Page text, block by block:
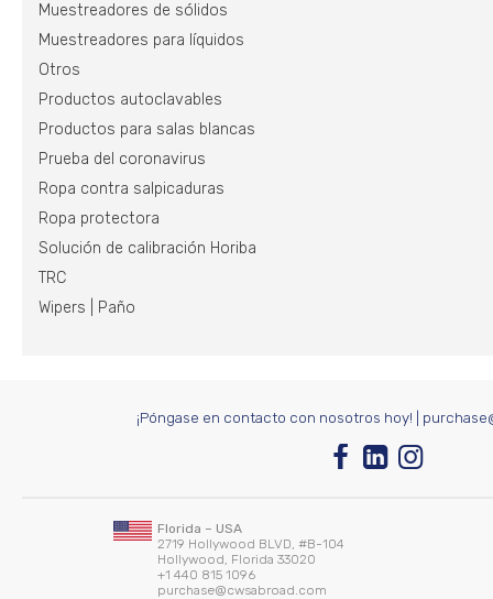
Muestreadores de sólidos
Muestreadores para líquidos
Otros
Productos autoclavables
Productos para salas blancas
Prueba del coronavirus
Ropa contra salpicaduras
Ropa protectora
Solución de calibración Horiba
TRC
Wipers | Paño
¡Póngase en contacto con nosotros hoy!
Florida – USA
2719 Hollywood BLVD, #B-104
Hollywood, Florida 33020
+1 440 815 1096
purchase@cwsabroad.com